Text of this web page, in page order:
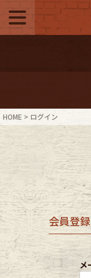
ログイン・
お気に入り
ご利用ガイド
店舗紹介
ブランドか
HOME ログイン
会員登
メ